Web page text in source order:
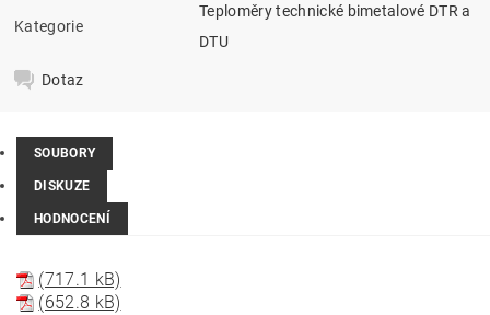
Kategorie
Teploměry technické bimetalové DTR a
DTU
Dotaz
SOUBORY
DISKUZE
HODNOCENÍ
(717.1 kB)
(652.8 kB)